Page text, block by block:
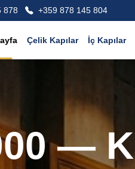
878 +359 878 145 804
Çelik Kapılar İç Kapılar